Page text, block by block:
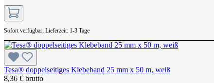
Sofort verfügbar, Lieferzeit: 1-3 Tage
Tesa® doppelseitiges Klebeband 25 mm x 50 m, weiß
8,36 € brutto